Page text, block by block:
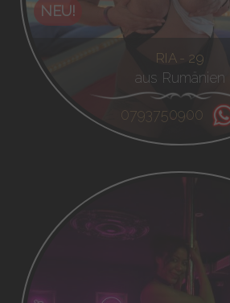
NEU!
RIA - 29
aus Rumänien
0793750900